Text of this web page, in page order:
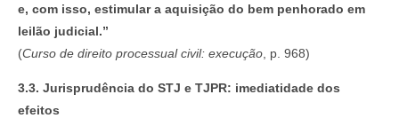
e, com isso, estimular a aquisição do bem penhorado em
leilão judicial.”
(Curso de direito processual civil: execução , p. 968)
3.3. Jurisprudência do STJ e TJPR: imediatidade dos
efeitos